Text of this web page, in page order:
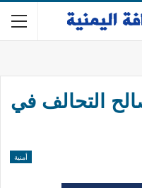
لصالح التحالف في
أمنية